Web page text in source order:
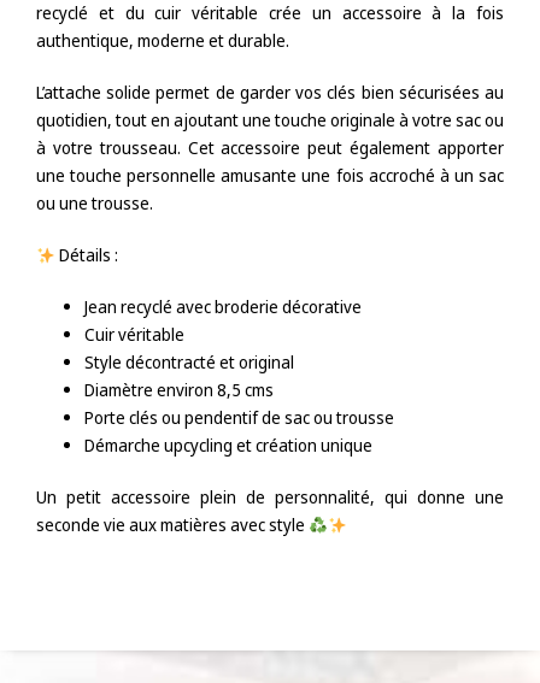
recyclé et du cuir véritable crée un accessoire à la fois
authentique, moderne et durable.
L’attache solide permet de garder vos clés bien sécurisées au
quotidien, tout en ajoutant une touche originale à votre sac ou
à votre trousseau. Cet accessoire peut également apporter
une touche personnelle amusante une fois accroché à un sac
ou une trousse.
Détails :
Jean recyclé avec broderie décorative
Cuir véritable
Style décontracté et original
Diamètre environ 8,5 cms
Porte clés ou pendentif de sac ou trousse
Démarche upcycling et création unique
Un petit accessoire plein de personnalité, qui donne une
seconde vie aux matières avec style